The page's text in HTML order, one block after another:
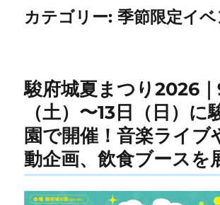
カテゴリー:季節限定イベ
駿府城夏まつり2026｜
（土）〜13日（日）に
園で開催！音楽ライブ
動企画、飲食ブースを